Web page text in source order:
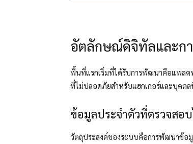
อัตลักษณ์ดิจิทัลและก
พื้นที่แรกเริ่มที่ได้รับการพัฒนาคือแพล
ที่ไม่ปลอดภัยสำหรับแฮกเกอร์และบุคคล
ข้อมูลประจำตัวที่ตรวจสอ
วัตถุประสงค์ของระบบคือการพัฒนาข้อ